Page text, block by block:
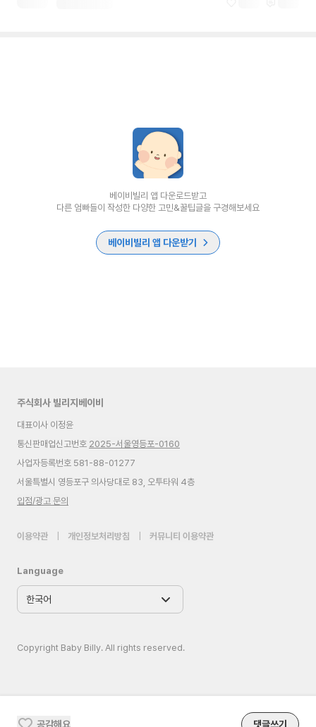
공감해요 댓글쓰기
베이비빌리 앱 다운로드받고
다른 엄빠들이 작성한 다양한 고민&꿀팁글을 구경해보세요
베이비빌리 앱 다운받기
주식회사 빌리지베이비
대표이사 이정윤
통신판매업신고번호 2025-서울영등포-0160
사업자등록번호 581-88-01277
서울특별시 영등포구 의사당대로 83, 오투타워 4층
입점/광고 문의
이용약관 개인정보처리방침 커뮤니티 이용약관
Language
Copyright Baby Billy. All rights reserved.